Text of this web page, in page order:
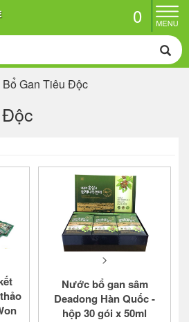
0
Bổ Gan Tiêu Độc
>
Nước bổ gan sâm
Deadong Hàn Quốc -
hộp 30 gói x 50ml